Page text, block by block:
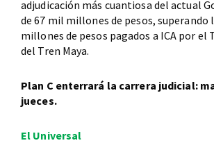
adjudicación más cuantiosa del actual
de 67 mil millones de pesos, superando
millones de pesos pagados a ICA por el
del Tren Maya.
Plan C enterrará la carrera judicial:
jueces.
El Universal